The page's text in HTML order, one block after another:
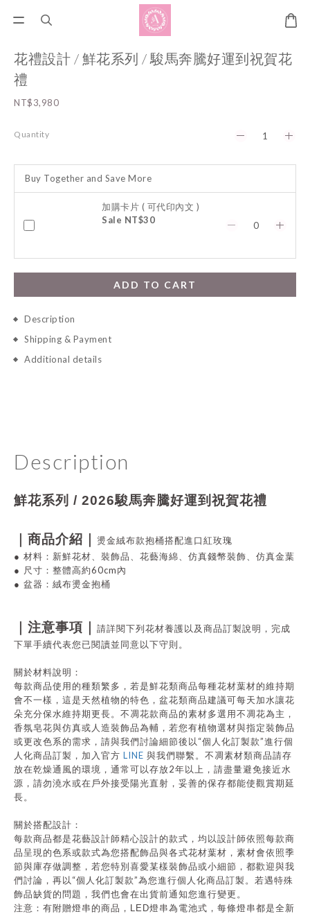
花禮設計 / 鮮花系列 / 駿馬奔騰好運到祝賀花
禮
NT$3,980
Quantity
Buy Together and Save More
加購卡片 ( 可代印內文 )
Sale NT$30
ADD TO CART
Description
Shipping & Payment
Additional details
Description
鮮花系列 / 2026駿馬奔騰好運到祝賀花禮
｜商品介紹｜
燙金絨布款抱桶搭配進口紅玫瑰
● 材料： 新鮮花材、裝飾品 、 花藝海綿、仿真錢幣裝飾、 仿真金葉
● 尺寸：整體高約60cm 內
● 盆器：絨布燙金抱桶
｜注意事項｜
請詳閱下列花材養護以及商品訂製說明，完成
下單手續代表您已閱讀並同意以下守則。
關於材料說明：
每款商品使用的種類繁多，若是鮮花類商品每種花材葉材的維持期
會不一樣，這是天然植物的特色，盆花類商品建議可每天加水讓花
朵充分保水維持期更長。不凋花款商品的素材多選用不凋花為主，
香氛皂花與仿真或人造裝飾品為輔，若您有植物選材與指定裝飾品
或更改色系的需求，請與我們討論細節後以 “個人化訂製款”進行個
人化商品訂製，加入官方 LINE 與我們聯繫。不凋素材類商品請存
放在乾燥通風的環境，通常可以存放2年以上，請盡量避免接近水
源，請勿澆水或在戶外接受陽光直射，妥善的保存都能使觀賞期延
長。
關於搭配設計：
每款商品都是花藝設計師精心設計的款式，均以設計師依照每款商
品呈現的色系或款式為您搭配飾品與各式花材葉材，素材會依照季
節與庫存做調整，若您特別喜愛某樣裝飾品或小細節，都歡迎與我
們討論，再以 “個人化訂製款”為您進行個人化商品訂製。若遇特殊
飾品缺貨的問題，我們也會在出貨前通知您進行變更。
注意：有附贈燈串的商品， LED燈串為電池式，每條燈串都是全新